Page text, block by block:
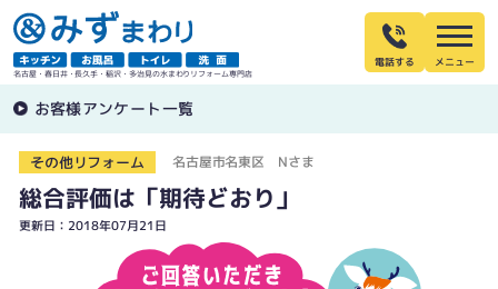
名古屋・春日井・長久手・稲沢・多治見の水まわりリフォーム専門店
電話する
お客様アンケート一覧
その他リフォーム 名古屋市名東区 Nさま
総合評価は「期待どおり」
更新日：2018年07月21日